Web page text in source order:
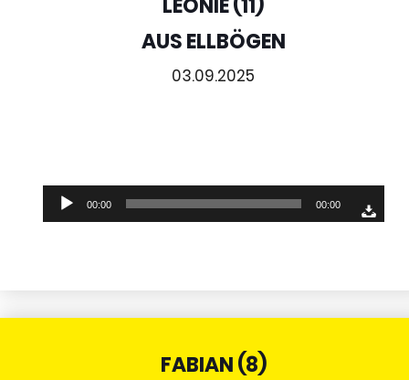
LEONIE (11)
AUS ELLBÖGEN
03.09.2025
Audio-
Player
00:00 00:00
FABIAN (8)